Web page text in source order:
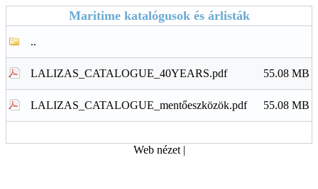
Maritime katalógusok és árlisták
..
LALIZAS_CATALOGUE_40YEARS.pdf 55.08 MB
LALIZAS_CATALOGUE_mentőeszközök.pdf 55.08 MB
Web nézet|